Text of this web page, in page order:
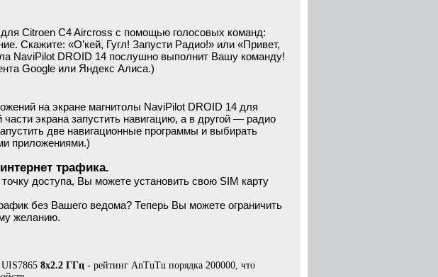
Citroen C4 Aircross с помощью голосовых команд:
Скажите: «О’кей, Гугл! Запусти Радио!» или «Привет,
NaviPilot DROID 14 послушно выполнит Вашу команду!
Google или Яндекс Алиса.)
на экране магнитолы NaviPilot DROID 14 для
экрана запустить навигацию, а в другой — радио
две навигационные программы и выбирать
приложениями.)
трафика.
доступа, Вы можете установить свою SIM карту
без Вашего ведома? Теперь Вы можете ограничить
желанию.
8х2.2 ГГц - рейтинг AnTuTu порядка 200000, что